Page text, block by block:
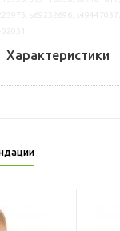
Характеристики